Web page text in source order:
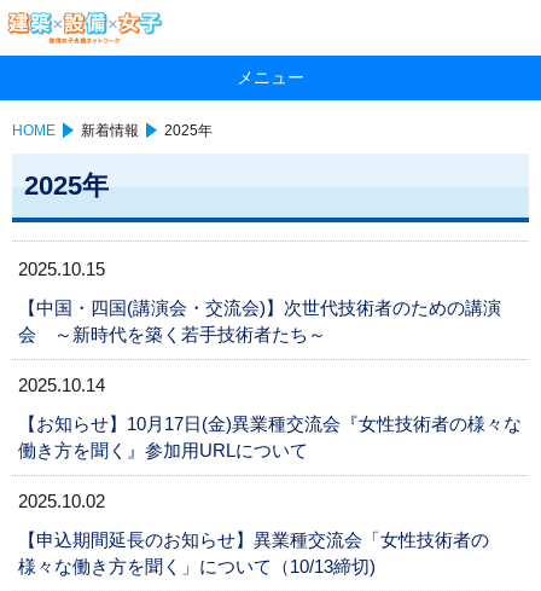
メニュー
HOME 新着情報 2025年
2025年
2025.10.15
【中国・四国(講演会・交流会)】次世代技術者のための講演
会 ～新時代を築く若手技術者たち～
2025.10.14
【お知らせ】10月17日(金)異業種交流会『女性技術者の様々な
働き方を聞く』参加用URLについて
2025.10.02
【申込期間延長のお知らせ】異業種交流会「女性技術者の
様々な働き方を聞く」について（10/13締切)